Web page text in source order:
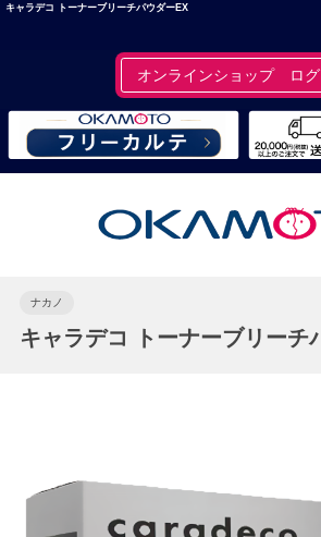
キャラデコ トーナーブリーチパウダーEX
オンラインショップ ログ
ナカノ
キャラデコ トーナーブリーチ